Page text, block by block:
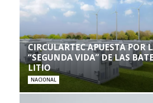
CIRCULARTEC APUESTA POR
“SEGUNDA VIDA” DE LAS
LITIO
NACIONAL